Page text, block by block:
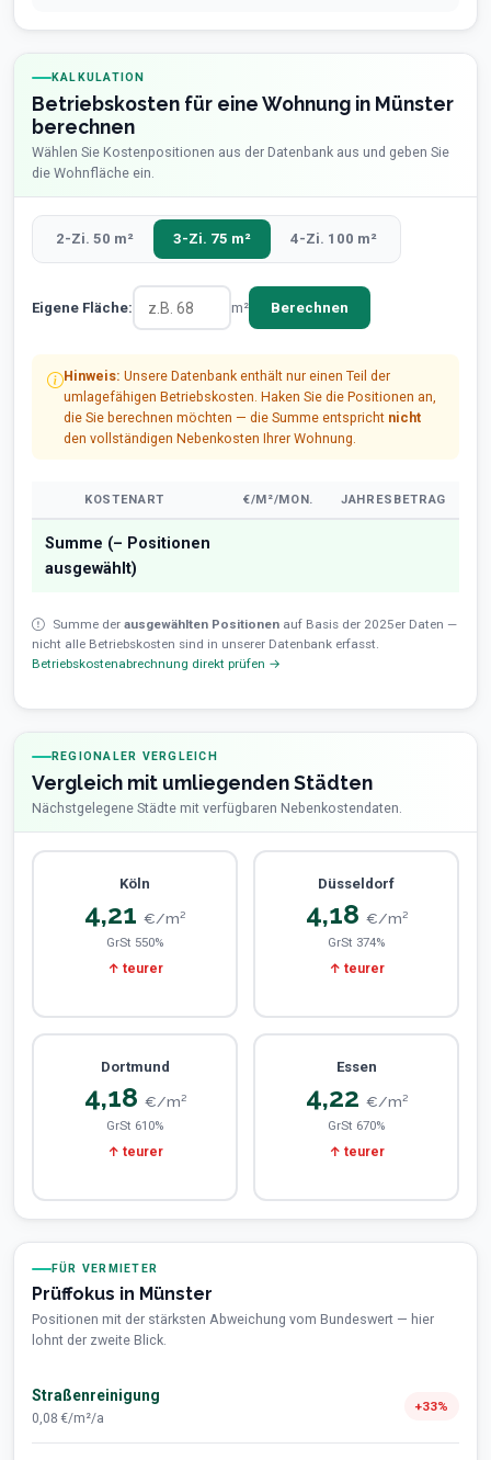
KALKULATION
Betriebskosten für eine Wohnung in Münster
berechnen
Wählen Sie Kostenpositionen aus der Datenbank aus und geben Sie
die Wohnfläche ein.
2-Zi. 50 m² 3-Zi. 75 m² 4-Zi. 100 m²
Eigene Fläche: m² Berechnen
Hinweis: Unsere Datenbank enthält nur einen Teil der
umlagefähigen Betriebskosten. Haken Sie die Positionen an,
die Sie berechnen möchten — die Summe entspricht nicht
den vollständigen Nebenkosten Ihrer Wohnung.
KOSTENART €/M²/MON. JAHRESBETRAG
Summe (– Positionen
ausgewählt)
Summe der ausgewählten Positionen auf Basis der 2025er Daten —
nicht alle Betriebskosten sind in unserer Datenbank erfasst.
Betriebskostenabrechnung direkt prüfen →
REGIONALER VERGLEICH
Vergleich mit umliegenden Städten
Nächstgelegene Städte mit verfügbaren Nebenkostendaten.
Köln
4,21 €/m²
GrSt 550%
↑ teurer
Düsseldorf
4,18 €/m²
GrSt 374%
↑ teurer
Dortmund
4,18 €/m²
GrSt 610%
↑ teurer
Essen
4,22 €/m²
GrSt 670%
↑ teurer
FÜR VERMIETER
Prüffokus in Münster
Positionen mit der stärksten Abweichung vom Bundeswert — hier
lohnt der zweite Blick.
Straßenreinigung
0,08 €/m²/a
+33%